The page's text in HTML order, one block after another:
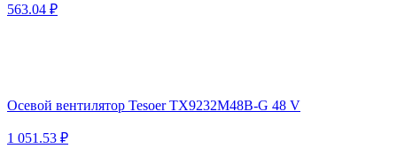
563.04 ₽
Осевой вентилятор Tesoer TX9232M48B-G 48 V
1 051.53 ₽